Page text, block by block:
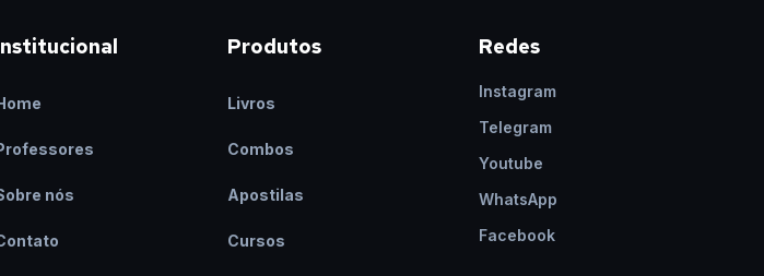
nós
Produtos
Livros
Combos
Apostilas
Cursos
Redes
Instagram
Telegram
Youtube
WhatsApp
Facebook